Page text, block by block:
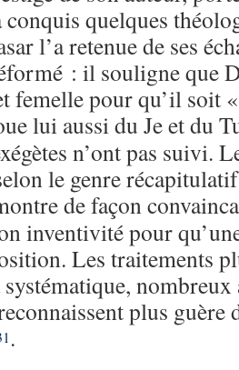
quelques
l’a retenue de ses
: il souligne que
femelle pour qu’il soit
lui aussi du Je et du
n’ont pas suivi.
le genre
de façon
inventivité pour
Les traitements
nombreux
plus
.